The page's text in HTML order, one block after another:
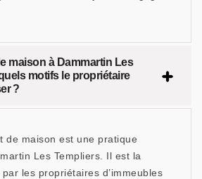
maison à Dammartin Les
motifs le propriétaire
?
de maison est une pratique
Les Templiers. Il est la
les propriétaires d’immeubles